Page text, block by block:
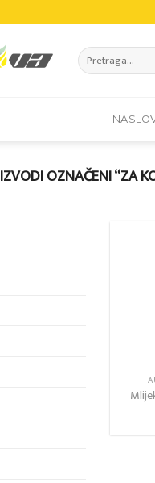
Pretraži:
OZNAČENI “ZA